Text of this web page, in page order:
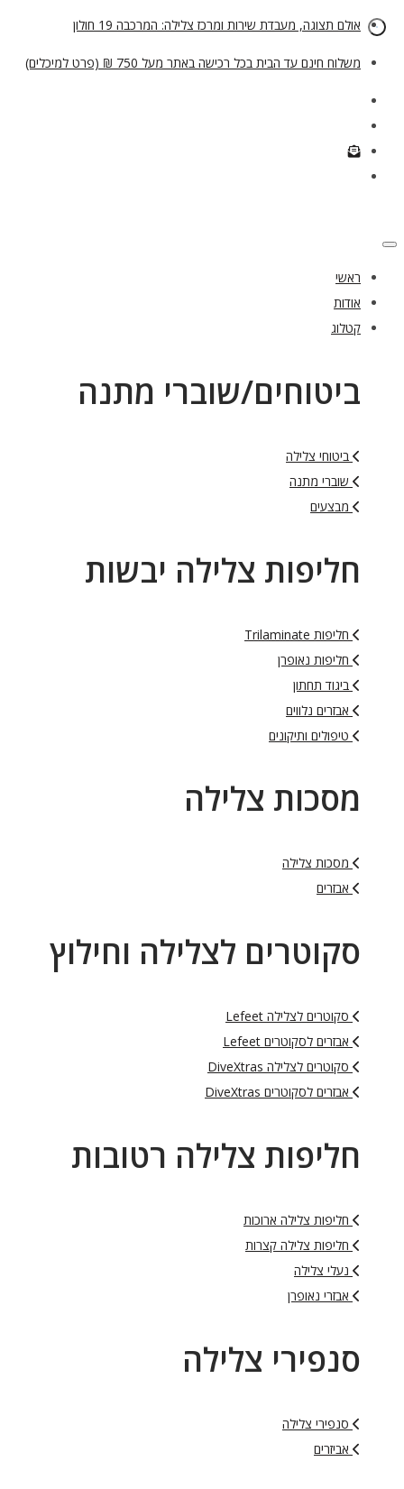
אולם תצוגה, מעבדת שירות ומרכז צלילה: המרכבה 19 חולון
משלוח חינם עד הבית בכל רכישה באתר מעל 750 ₪ (פרט למיכלים)
ראשי
אודות
קטלוג
ביטוחים/שוברי מתנה
ביטוחי צלילה
שוברי מתנה
מבצעים
חליפות צלילה יבשות
חליפות Trilaminate
חליפות נאופרן
ביגוד תחתון
אבזרים נלווים
טיפולים ותיקונים
מסכות צלילה
מסכות צלילה
אבזרים
סקוטרים לצלילה וחילוץ
סקוטרים לצלילה Lefeet
אבזרים לסקוטרים Lefeet
סקוטרים לצלילה DiveXtras
אבזרים לסקוטרים DiveXtras
חליפות צלילה רטובות
חליפות צלילה ארוכות
חליפות צלילה קצרות
נעלי צלילה
אבזרי נאופרן
סנפירי צלילה
סנפירי צלילה
אביזרים